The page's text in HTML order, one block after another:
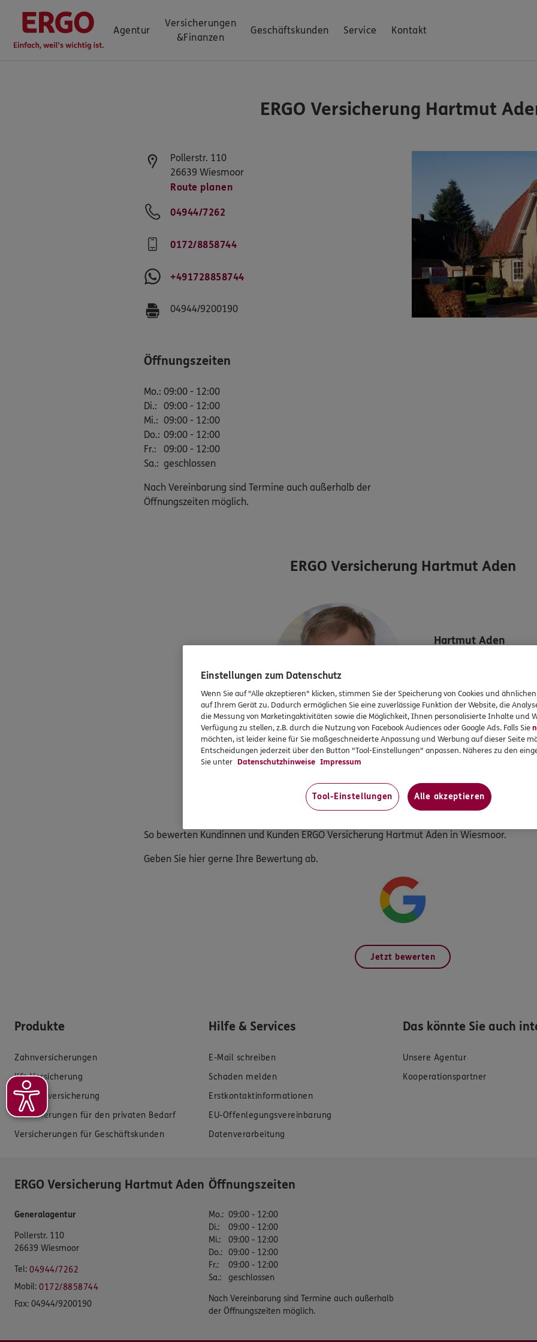
Agentur
Versicherungen
&Finanzen
Geschäftskunden Service Kontakt
ERGO Versicherung Hartmut
Pollerstr. 110
26639 Wiesmoor
Route planen
04944/7262
0172/8858744
+491728858744
04944/9200190
Öffnungszeiten
Mo.: 09:00 - 12:00
Di.:
09:00 - 12:00
Mi.: 09:00 - 12:00
Do.: 09:00 - 12:00
Fr.:
09:00 - 12:00
Sa.: geschlossen
Nach Vereinbarung sind Termine auch außerhalb der
Öffnungszeiten möglich.
ERGO Versicherung Hartmut Aden
Hartmut Aden
Mobil: 0172/8858744
Bewerten Sie hier
So bewerten Kundinnen und Kunden ERGO Versicherung Hartmut Aden in Wiesmoor.
Geben Sie hier gerne Ihre Bewertung ab.
Jetzt bewerten
Produkte
Zahnversicherungen
Kfz-Versicherung
Krankenversicherung
Versicherungen für den privaten Bedarf
Versicherungen für Geschäftskunden
Hilfe & Services
E-Mail schreiben
Schaden melden
Erstkontaktinformationen
EU-Offenlegungsvereinbarung
Datenverarbeitung
Das könnte Sie auch
Unsere Agentur
Kooperationspartner
ERGO Versicherung Hartmut Aden
Generalagentur
Pollerstr. 110
26639 Wiesmoor
Tel: 04944/7262
Mobil: 0172/8858744
Fax: 04944/9200190
Öffnungszeiten
Mo.: 09:00 - 12:00
Di.:
09:00 - 12:00
Mi.:
09:00 - 12:00
Do.: 09:00 - 12:00
Fr.:
09:00 - 12:00
Sa.: geschlossen
Nach Vereinbarung sind Termine auch außerhalb
der Öffnungszeiten möglich.
Einstellungen zum Datenschutz
Wenn Sie auf "Alle akzeptieren" klicken, stimmen Sie der Speicherung von Cookies und
auf Ihrem Gerät zu. Dadurch ermöglichen Sie eine zuverlässige Funktion der Website, die
die Messung von Marketingaktivitäten sowie die Möglichkeit, Ihnen personalisierte Inhalte und
Verfügung zu stellen, z.B. durch die Nutzung von Facebook Audiences oder Google Ads. Falls Sie
möchten, ist leider keine für Sie maßgeschneiderte Anpassung und Werbung auf dieser Seite
Entscheidungen jederzeit über den Button "Tool-Einstellungen" anpassen. Näheres zu den
Sie unter Datenschutzhinweise Impressum
Tool-Einstellungen Alle akzeptieren